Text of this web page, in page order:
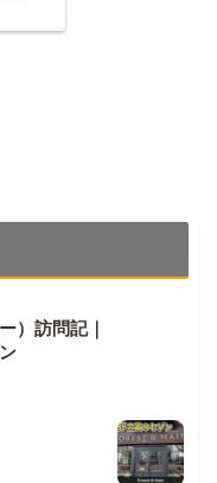
）訪問記｜